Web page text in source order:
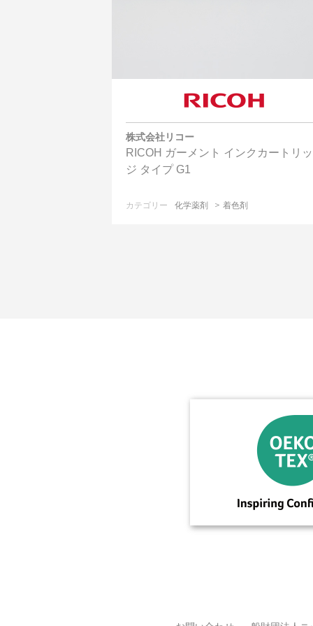
株式会社リコー
RICOH ガーメント インクカートリッ
ジ タイプ G1
カテゴリー 化学薬剤 着色剤